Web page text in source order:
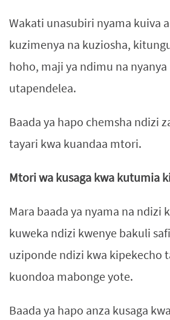
Wakati unasubiri nyama kuiva
kuzimenya na kuziosha,
hoho, maji ya ndimu na nyanya
utapendelea.
Baada ya hapo chemsha ndizi
tayari kwa kuandaa mtori.
Mtori wa kusaga kwa kutumia
Mara baada ya nyama na ndizi
kuweka ndizi kwenye bakuli
uziponde ndizi kwa kipekecho
kuondoa mabonge yote.
Baada ya hapo anza kusaga